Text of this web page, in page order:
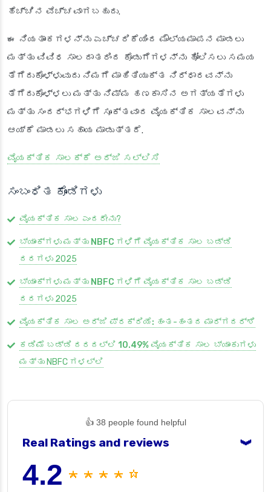
ಹೆಚ್ಚಿನ ವೆಚ್ಚವಾಗಬಹುದು.
ಈ ನಿಯತಾಂಕಗಳನ್ನು ಎಚ್ಚರಿಕೆಯಿಂದ ಮೌಲ್ಯಮಾಪನ ಮಾಡಲು
ಮತ್ತು ವಿವಿಧ ಸಾಲದಾತರಿಂದ ಕೊಡುಗೆಗಳನ್ನು ಹೋಲಿಸಲು ಸಮಯ
ತೆಗೆದುಕೊಳ್ಳುವುದು ನಿಮಗೆ ಮಾಹಿತಿಯುಕ್ತ ನಿರ್ಧಾರವನ್ನು
ತೆಗೆದುಕೊಳ್ಳಲು ಮತ್ತು ನಿಮ್ಮ ಹಣಕಾಸಿನ ಅಗತ್ಯತೆಗಳು
ಮತ್ತು ಸಂದರ್ಭಗಳಿಗೆ ಸೂಕ್ತವಾದ ವೈಯಕ್ತಿಕ ಸಾಲವನ್ನು
ಆಯ್ಕೆ ಮಾಡಲು ಸಹಾಯ ಮಾಡುತ್ತದೆ.
ವೈಯಕ್ತಿಕ ಸಾಲಕ್ಕೆ ಅರ್ಜಿ ಸಲ್ಲಿಸಿ
ಸಂಬಂಧಿತ ಕೊಂಡಿಗಳು
ವೈಯಕ್ತಿಕ ಸಾಲ ಎಂದರೇನು?
ಬ್ಯಾಂಕ್‌ಗಳು ಮತ್ತು NBFC ಗಳಿಗೆ ವೈಯಕ್ತಿಕ ಸಾಲ ಬಡ್ಡಿ
ದರಗಳು 2025
ಬ್ಯಾಂಕ್‌ಗಳು ಮತ್ತು NBFC ಗಳಿಗೆ ವೈಯಕ್ತಿಕ ಸಾಲ ಬಡ್ಡಿ
ದರಗಳು 2025
ವೈಯಕ್ತಿಕ ಸಾಲ ಅರ್ಜಿ ಪ್ರಕ್ರಿಯೆ: ಹಂತ-ಹಂತದ ಮಾರ್ಗದರ್ಶಿ
ಕಡಿಮೆ ಬಡ್ಡಿ ದರದಲ್ಲಿ 10.49% ವೈಯಕ್ತಿಕ ಸಾಲ ಬ್ಯಾಂಕುಗಳು
ಮತ್ತು NBFC ಗಳಲ್ಲಿ
👍 38 people found helpful
Real Ratings and reviews ❯
4.2 ★ ★ ★ ★ ☆